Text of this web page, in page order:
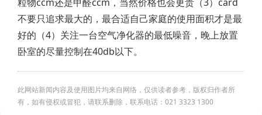
不要只追求最大的，最合适自己家庭的使用面积才是最
好的（4）关注一台空气净化器的最低噪音，晚上放置
卧室的尽量控制在40db以下。
此网站新闻内容及使用图片均来自网络，仅供读者参考，版权归作者所
有，如有侵权或冒犯，请联系删除，联系电话：021 3323 1300